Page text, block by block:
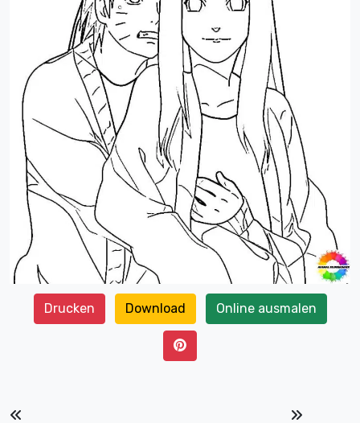
Drucken Download Online ausmalen